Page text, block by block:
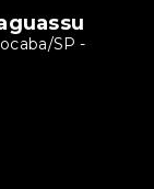
SP -